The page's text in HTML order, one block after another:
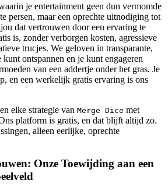
je entertainment geen dun vermomde
persen, maar een oprechte uitnodiging tot
dat vertrouwen door een ervaring te
is, zonder verborgen kosten, agressieve
trucjes. We geloven in transparante,
ontspannen en je kunt engageren
van een addertje onder het gras. Je
en een werkelijk gratis ervaring is ons
elke strategie van Merge Dice met
platform is gratis, en dat blijft altijd zo.
alleen eerlijke, oprechte
Onze Toewijding aan een